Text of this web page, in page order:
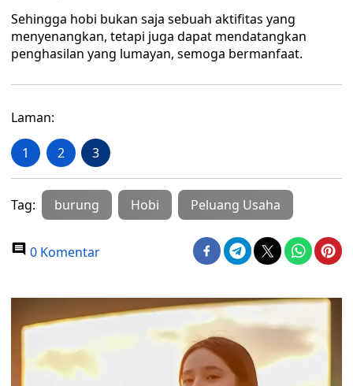
Sehingga hobi bukan saja sebuah aktifitas yang
menyenangkan, tetapi juga dapat mendatangkan
penghasilan yang lumayan, semoga bermanfaat.
Laman:
1 2 3
Tag: burung Hobi Peluang Usaha
0 Komentar